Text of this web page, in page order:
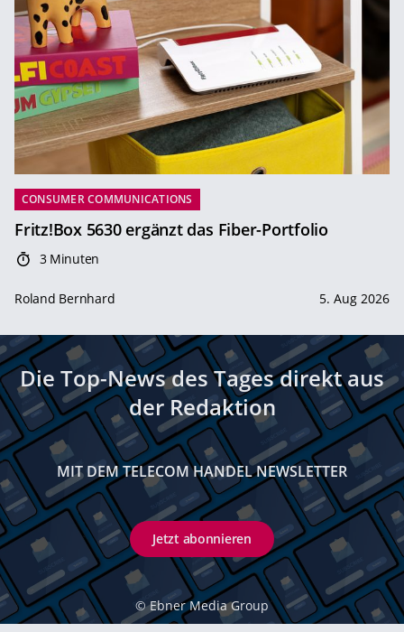
CONSUMER COMMUNICATIONS
Fritz!Box 5630 ergänzt das Fiber-Portfolio
3 Minuten
Roland Bernhard 5. Aug 2026
Die Top-News des Tages direkt aus
der Redaktion
MIT DEM TELECOM HANDEL NEWSLETTER
Jetzt abonnieren
© Ebner Media Group